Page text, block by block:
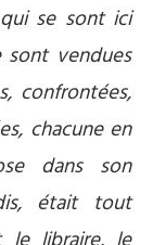
se sont ici
vendues
confrontées,
chacune en
dans son
était tout